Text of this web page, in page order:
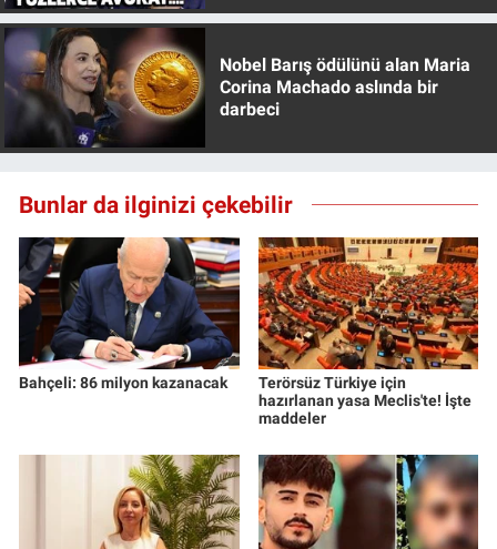
Nobel Barış ödülünü alan Maria
Corina Machado aslında bir
darbeci
Bunlar da ilginizi çekebilir
Bahçeli: 86 milyon kazanacak
Terörsüz Türkiye için
hazırlanan yasa Meclis'te! İşte
maddeler